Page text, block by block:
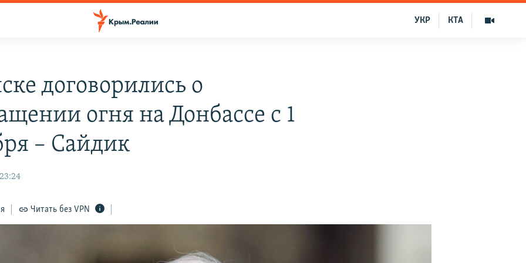
КТА
УКР
договорились о
огня на Донбассе с 1
– Сайдик
Читать без VPN